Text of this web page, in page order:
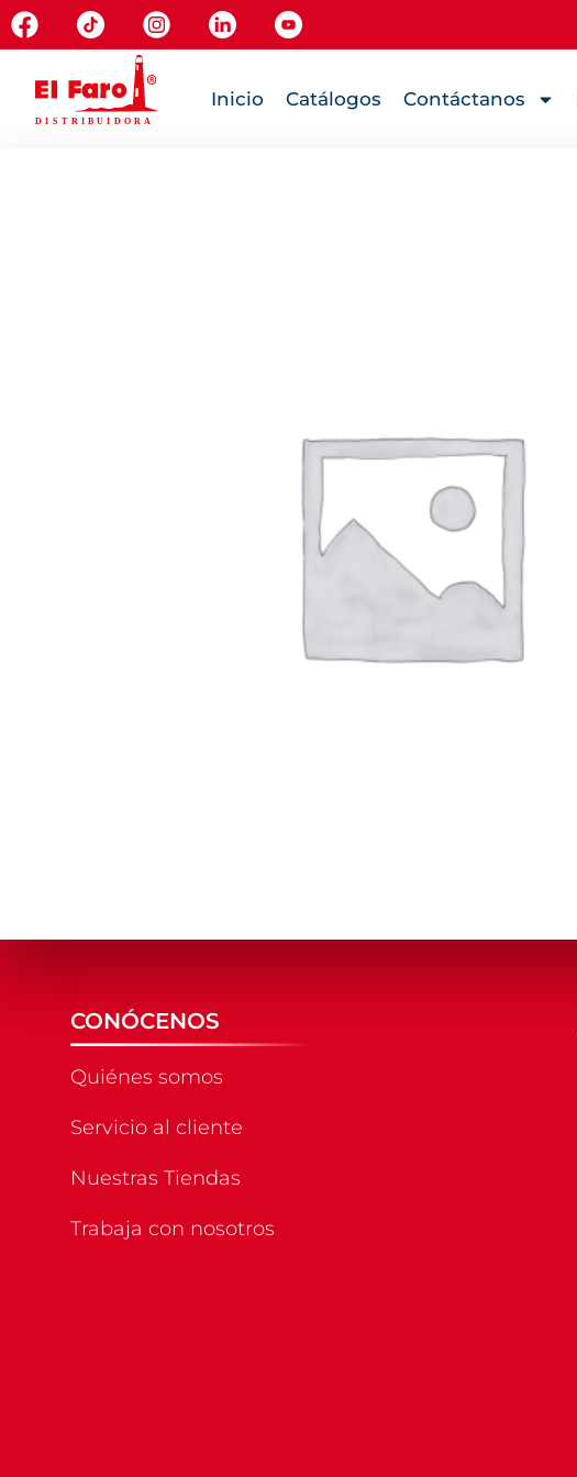
Inicio Catálogos Contáctanos
CONÓCENOS
Quiénes somos
Servicio al cliente
Nuestras Tiendas
Trabaja con nosotros